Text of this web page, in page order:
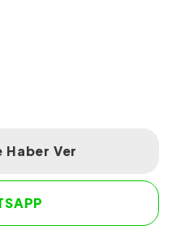
Haber Ver